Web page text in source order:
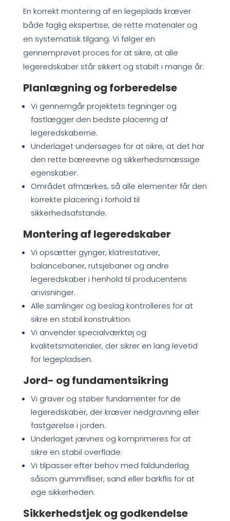
En korrekt montering af en legeplads kræver
både faglig ekspertise, de rette materialer og
en systematisk tilgang. Vi følger en
gennemprøvet proces for at sikre, at alle
legeredskaber står sikkert og stabilt i mange år:
Planlægning og forberedelse
Vi gennemgår projektets tegninger og
fastlægger den bedste placering af
legeredskaberne.
Underlaget undersøges for at sikre, at det har
den rette bæreevne og sikkerhedsmæssige
egenskaber.
Området afmærkes, så alle elementer får den
korrekte placering i forhold til
sikkerhedsafstande.
Montering af legeredskaber
Vi opsætter gynger, klatrestativer,
balancebaner, rutsjebaner og andre
legeredskaber i henhold til producentens
anvisninger.
Alle samlinger og beslag kontrolleres for at
sikre en stabil konstruktion.
Vi anvender specialværktøj og
kvalitetsmaterialer, der sikrer en lang levetid
for legepladsen.
Jord- og fundamentsikring
Vi graver og støber fundamenter for de
legeredskaber, der kræver nedgravning eller
fastgørelse i jorden.
Underlaget jævnes og komprimeres for at
sikre en stabil overflade.
Vi tilpasser efter behov med faldunderlag
såsom gummifliser, sand eller barkflis for at
øge sikkerheden.
Sikkerhedstjek og godkendelse